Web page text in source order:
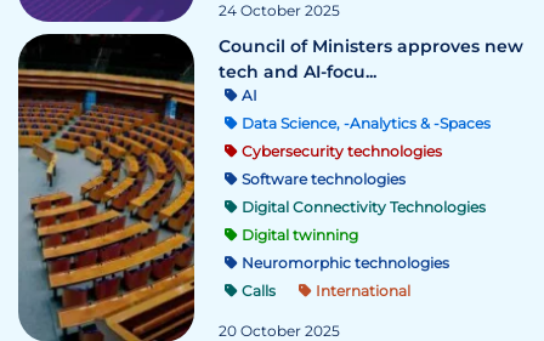
24 October 2025
Council of Ministers approves new
tech and AI-focu...
AI
Data Science, -Analytics & -Spaces
Cybersecurity technologies
Software technologies
Digital Connectivity Technologies
Digital twinning
Neuromorphic technologies
Calls
International
20 October 2025